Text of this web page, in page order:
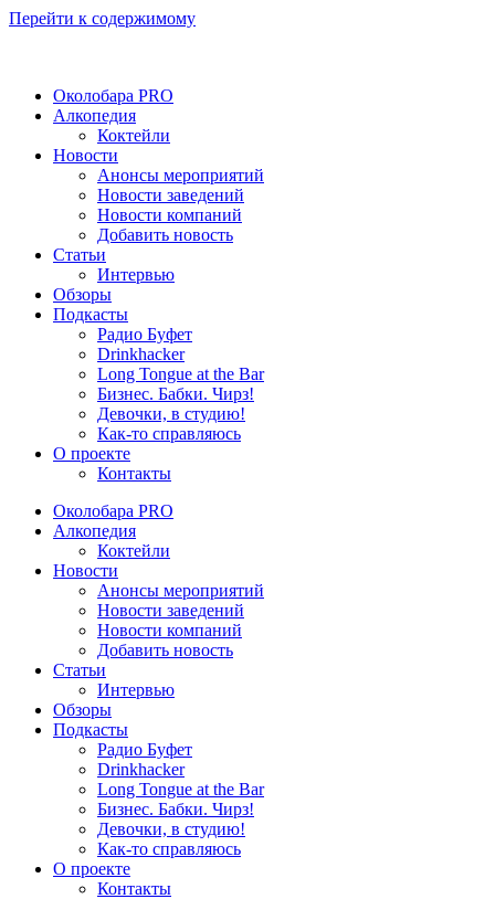
Перейти к содержимому
Околобара PRO
Алкопедия
Коктейли
Новости
Анонсы мероприятий
Новости заведений
Новости компаний
Добавить новость
Статьи
Интервью
Обзоры
Подкасты
Радио Буфет
Drinkhacker
Long Tongue at the Bar
Бизнес. Бабки. Чирз!
Девочки, в студию!
Как-то справляюсь
О проекте
Контакты
Околобара PRO
Алкопедия
Коктейли
Новости
Анонсы мероприятий
Новости заведений
Новости компаний
Добавить новость
Статьи
Интервью
Обзоры
Подкасты
Радио Буфет
Drinkhacker
Long Tongue at the Bar
Бизнес. Бабки. Чирз!
Девочки, в студию!
Как-то справляюсь
О проекте
Контакты